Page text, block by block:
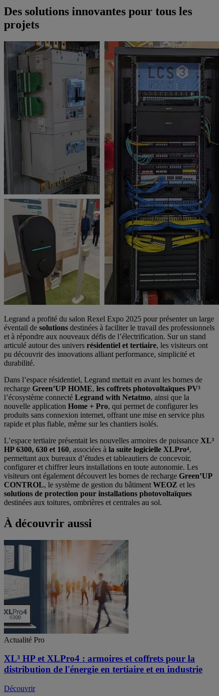
Des solutions innovantes pour tous les
projets
Legrand a profité du salon Rexel Expo 2025 pour présenter un large
éventail de solutions destinées à faciliter le travail des professionnels
et à répondre aux nouveaux défis de l’électrification. Sur un stand
articulé autour des univers résidentiel et tertiaire, les visiteurs ont
pu découvrir des innovations alliant performance, simplicité et
durabilité.
Dans l’espace résidentiel, Legrand mettait en avant les bornes de
recharge Green’UP HOME, les coffrets photovoltaïques PV³
l’écosystème connecté Legrand with Netatmo, ainsi que la
nouvelle application Home + Pro, qui permet de configurer les
produits sans connexion internet, offrant une mise en service plus
rapide et plus fiable, même sur les chantiers isolés.
L’espace tertiaire présentait les nouvelles armoires de puissance XL³
HP 6300, 630 et 160, associées à la suite logicielle XLPro⁴,
permettant aux bureaux d’études et tableautiers de concevoir,
configurer et chiffrer leurs installations en toute autonomie. Les
visiteurs ont également découvert les bornes de recharge Green’UP
CONTROL, le système de gestion du bâtiment WEOZ et les
solutions de protection pour installations photovoltaïques
destinées aux toitures, ombrières et centrales au sol.
À découvrir aussi
Actualité Pro
XL³ HP et XLPro4 : armoires et coffrets pour la
distribution de l'énergie en tertiaire et en industrie
Découvrir